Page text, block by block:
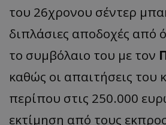
του 26χρονου σέντερ
διπλάσιες αποδοχές από
το συμβόλαιο του με τον
καθώς οι απαιτήσεις του
περίπου στις 250.000
εκτίμηση από τους